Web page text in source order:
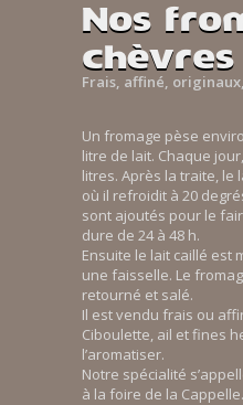
Nos
chèvres
Frais, affiné,
Un fromage pèse
litre de lait. Chaque
litres. Après la traite, le
où il refroidit à 20
sont ajoutés pour le
dure de 24 à 48 h.
Ensuite le lait caillé est
une faisselle. Le
retourné et salé.
Il est vendu frais ou
Ciboulette, ail et fines
l’aromatiser.
Notre spécialité
à la foire de la Cappelle.